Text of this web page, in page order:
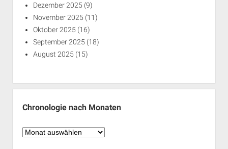
Dezember 2025 (9)
November 2025 (11)
Oktober 2025 (16)
September 2025 (18)
August 2025 (15)
Chronologie nach Monaten
Chronologie